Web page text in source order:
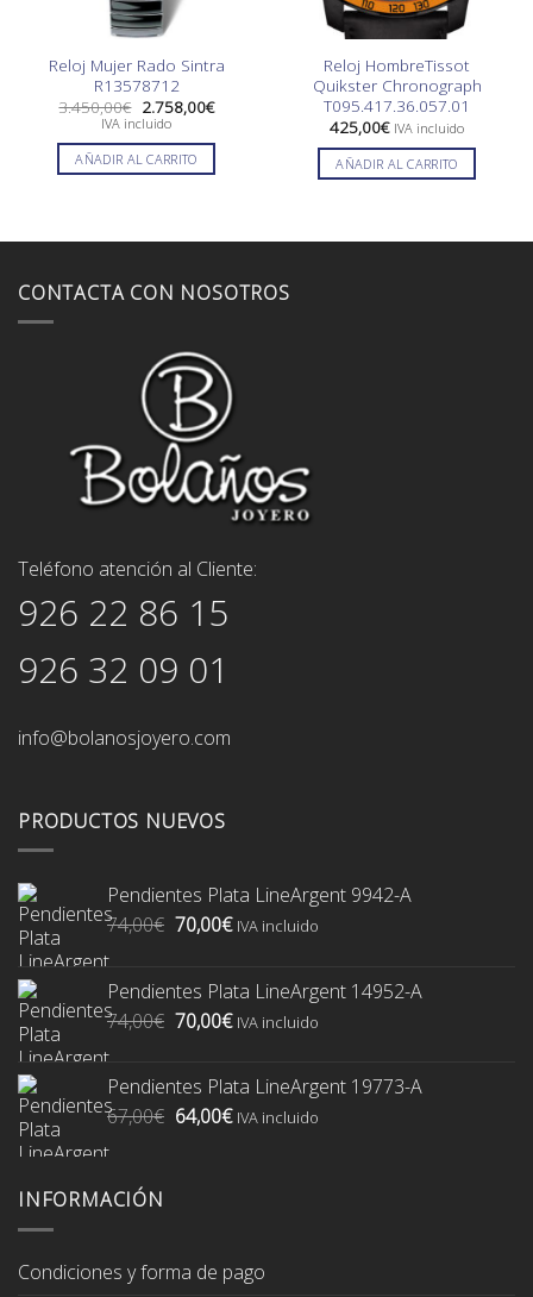
Reloj Mujer Rado Sintra
R13578712
3.450,00€ El
precio
original
era:
3.450,00€.
2.758,00€El
precio
es:
2.758,00€.
IVA incluido
AÑADIR AL CARRITO
Reloj HombreTissot
Quikster Chronograph
T095.417.36.057.01
425,00€ IVA incluido
AÑADIR AL CARRITO
CONTACTA CON NOSOTROS
Teléfono atención al Cliente:
926 22 86 15
926 32 09 01
info@bolanosjoyero.com
PRODUCTOS NUEVOS
Pendientes Plata LineArgent 9942-A
74,00€ El
era:
74,00€.
70,00€El
es:
70,00€.
IVA incluido
Pendientes Plata LineArgent 14952-A
74,00€ El
era:
74,00€.
70,00€El
es:
70,00€.
IVA incluido
Pendientes Plata LineArgent 19773-A
67,00€ El
64,00€ElIVA incluido
INFORMACIÓN
Condiciones y forma de pago